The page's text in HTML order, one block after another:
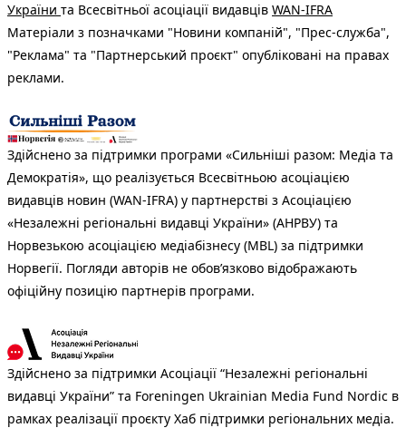
України та Всесвітньої асоціації видавців WAN-IFRA
Матеріали з позначками "Новини компаній", "Прес-служба",
"Реклама" та "Партнерський проєкт" опубліковані на правах
реклами.
Здійснено за підтримки програми «Сильніші разом: Медіа та
Демократія», що реалізується Всесвітньою асоціацією
видавців новин (WAN-IFRA) у партнерстві з Асоціацією
«Незалежні регіональні видавці України» (АНРВУ) та
Норвезькою асоціацією медіабізнесу (MBL) за підтримки
Норвегії. Погляди авторів не обов’язково відображають
офіційну позицію партнерів програми.
Здійснено за підтримки Асоціації “Незалежні регіональні
видавці України” та Foreningen Ukrainian Media Fund Nordic в
рамках реалізації проєкту Хаб підтримки регіональних медіа.